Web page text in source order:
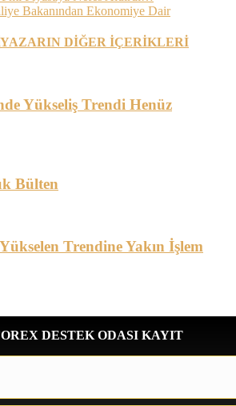
Bakanından Ekonomiye Dair
YAZARIN DİĞER İÇERİKLERİ
Yükseliş Trendi Henüz
Bülten
Trendine Yakın İşlem
DESTEK ODASI KAYIT